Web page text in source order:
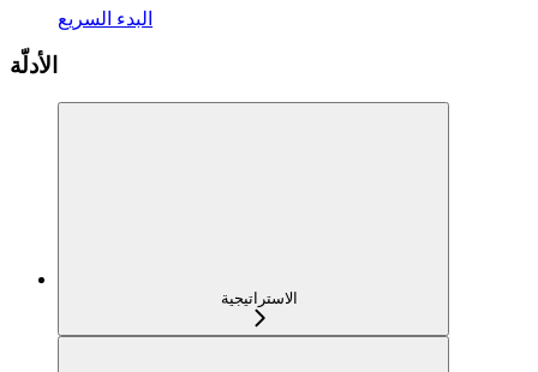
البدء السريع
الأدلّة
الاستراتيجية